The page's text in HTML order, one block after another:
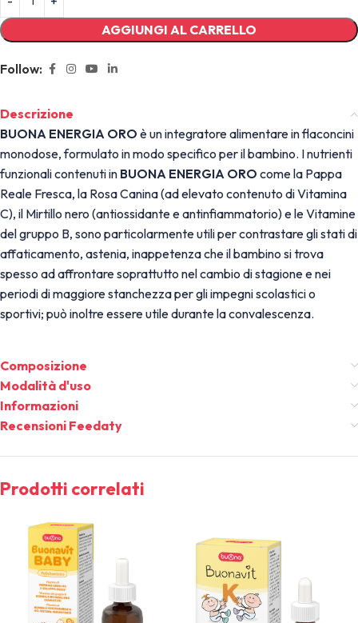
AGGIUNGI AL CARRELLO
Follow:
Descrizione
BUONA ENERGIA ORO è un integratore alimentare in flaconcini
monodose, formulato in modo specifico per il bambino. I nutrienti
funzionali contenuti in BUONA ENERGIA ORO come la Pappa
Reale Fresca, la Rosa Canina (ad elevato contenuto di Vitamina
C), il Mirtillo nero (antiossidante e antinfiammatorio) e le Vitamine
del gruppo B, sono particolarmente utili per contrastare gli stati di
affaticamento, astenia, inappetenza che il bambino si trova
spesso ad affrontare soprattutto nel cambio di stagione e nei
periodi di maggiore stanchezza per gli impegni scolastici o
sportivi; può inoltre essere utile durante la convalescenza.
Composizione
Modalità d'uso
Informazioni
Recensioni Feedaty
Prodotti correlati